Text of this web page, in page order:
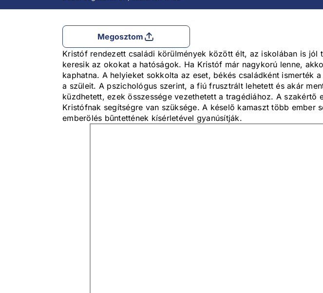
Megosztom
Kristóf rendezett családi körülmények között élt, az iskolában is jól
keresik az okokat a hatóságok. Ha Kristóf már nagykorú lenne,
kaphatna. A helyieket sokkolta az eset, békés családként ismerték
a szüleit. A pszichológus szerint, a fiú frusztrált lehetett és akár
küzdhetett, ezek összessége vezethetett a tragédiához. A szakértő
Kristófnak segítségre van szüksége. A késelő kamaszt több ember
emberölés bűntettének kísérletével gyanúsítják.